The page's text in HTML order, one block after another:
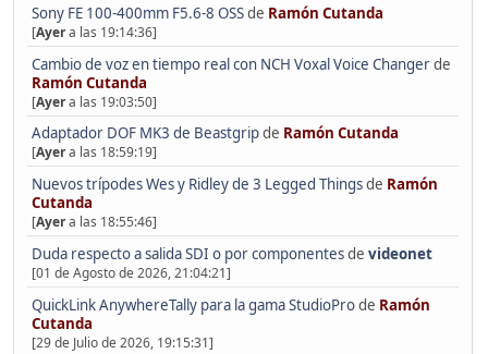
Sony FE 100-400mm F5.6-8 OSSde Ramón Cutanda
[Ayera las 19:14:36]
Cambio de voz en tiempo real con NCH Voxal Voice Changerde
Ramón Cutanda
[Ayera las 19:03:50]
Adaptador DOF MK3 de Beastgripde Ramón Cutanda
[Ayera las 18:59:19]
Nuevos trípodes Wes y Ridley de 3 Legged Thingsde Ramón
Cutanda
[Ayera las 18:55:46]
Duda respecto a salida SDI o por componentesde videonet
[01 de Agosto de 2026, 21:04:21]
QuickLink AnywhereTally para la gama StudioProde Ramón
Cutanda
[29 de Julio de 2026, 19:15:31]